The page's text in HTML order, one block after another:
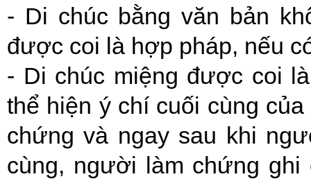
- Di chúc bằng văn bản
được coi là hợp pháp, nếu
- Di chúc miệng được coi
thể hiện ý chí cuối cùng
chứng và ngay sau khi
cùng, người làm chứng ghi